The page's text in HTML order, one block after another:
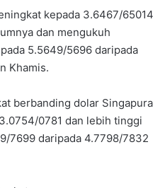
kepada 3.6467/65014
dan mengukuh
5.5649/5696 daripada
Khamis.
berbanding dolar Singapura
0781 dan lebih tinggi
7699 daripada 4.7798/7832